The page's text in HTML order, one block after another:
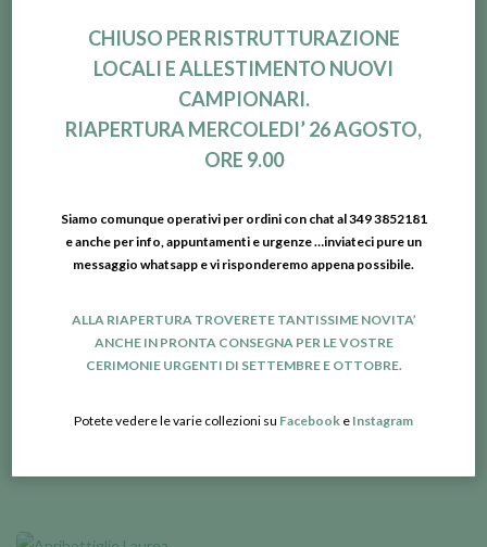
WHATSAPP
SOTTOCOSTI E
PROMOZIONI
PRODOTTI CORRELATI
Gufetto laurea porcellana
CHIUSO PER RISTRUTTURAZIONE
LOCALI E ALLESTIMENTO NUOVI
CAMPIONARI.
RIAPERTURA MERCOLEDI’ 26 AGOSTO,
ORE 9.00
Siamo comunque operativi per ordini con chat al 349 3852181
e anche per info, appuntamenti e urgenze …inviateci pure un
messaggio whatsapp e vi risponderemo appena possibile.
ALLA RIAPERTURA TROVERETE TANTISSIME NOVITA’
ANCHE IN PRONTA CONSEGNA PER LE VOSTRE
CERIMONIE URGENTI DI SETTEMBRE E OTTOBRE.
Potete vedere le varie collezioni su Facebook e Instagram